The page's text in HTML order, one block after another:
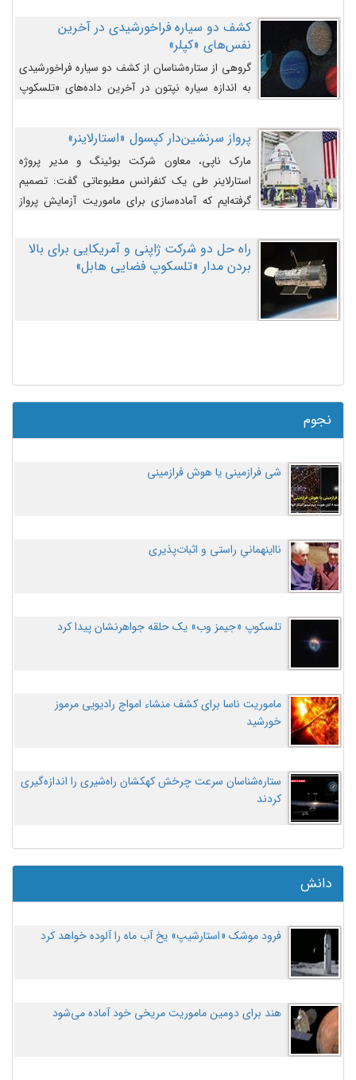
کشف دو سیاره فراخورشیدی در آخرین
نفس‌های «کپلر»
گروهی از ستاره‌شناسان از کشف دو سیاره فراخورشیدی
به اندازه سیاره نپتون در آخرین داده‌های «تلسکوپ
پرواز سرنشین‌دار کپسول «استارلاینر»
مارک ناپی، معاون شرکت بوئینگ و مدیر پروژه
استارلاینر طی یک کنفرانس مطبوعاتی گفت: تصمیم
گرفته‌ایم که آماده‌سازی برای ماموریت آزمایش پرواز
اصلاح کنیم.
راه حل دو شرکت ژاپنی و آمریکایی برای بالا
بردن مدار «تلسکوپ فضایی هابل»
نجوم
شی فرازمینی یا هوش فرازمینی
نااینهمانیِ راستی و اثبات‌پذیری
تلسکوپ «جیمز وب» یک حلقه جواهرنشان پیدا کرد
ماموریت ناسا برای کشف منشاء امواج رادیویی مرموز
خورشید
ستاره‌شناسان سرعت چرخش کهکشان راه‌شیری را اندازه‌گیری
کردند
دانش
فرود موشک «استارشیپ» یخ آب ماه را آلوده خواهد کرد
هند برای دومین ماموریت مریخی خود آماده می‌شود